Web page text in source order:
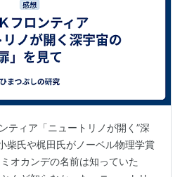
ティア「ニュートリノが開く”深
柴氏や梶田氏がノーベル物理学賞
オカンデの名前は知っていた